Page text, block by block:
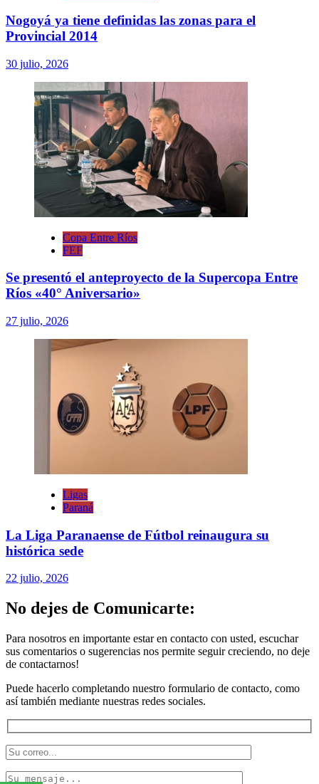
Nogoyá ya tiene definidas las zonas para el
Provincial 2014
30 julio, 2026
Copa Entre Ríos
FEF
Se presentó el anteproyecto de la Supercopa Entre
Ríos «40° Aniversario»
27 julio, 2026
Ligas
Paraná
La Liga Paranaense de Fútbol reinaugura su
histórica sede
22 julio, 2026
No dejes de Comunicarte:
Para nosotros en importante estar en contacto con usted, escuchar
sus comentarios o sugerencias nos permite seguir creciendo, no deje
de contactarnos!
Puede hacerlo completando nuestro formulario de contacto, como
así también mediante nuestras redes sociales.